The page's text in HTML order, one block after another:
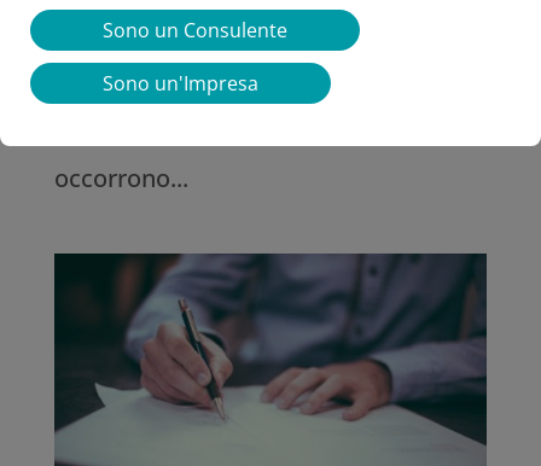
subordinato che consente al datore di
lavoro di richiedere ed utilizzare le
occorrono...
Sono un Consulente
Sono un'Impresa